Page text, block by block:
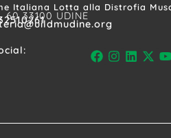
Italiana Lotta alla Distrofia
60 33100 UDINE